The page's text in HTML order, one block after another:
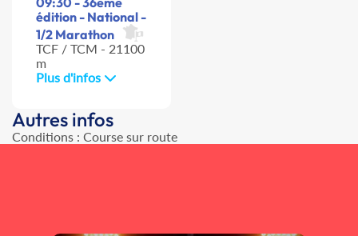
édition - National -
1/2 Marathon
TCF / TCM - 21100
m
Plus d'infos
Autres infos
Conditions : Course sur route